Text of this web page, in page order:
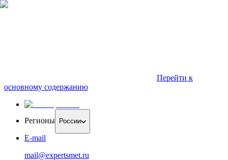
Перейти к
основному содержанию
Регионы России
E-mail
mail@expertsmet.ru